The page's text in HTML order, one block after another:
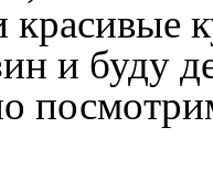
красивые
и буду